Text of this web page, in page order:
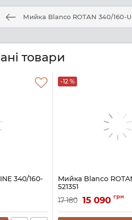
Мийка Blanco ROTAN 340/160-U
товари
340/160-
-12 %
Мийка Blanco
521351
Артикул:A136745
17 180 15 090 грн